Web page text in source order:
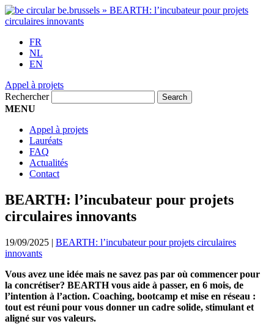
FR
NL
EN
Appel à projets
Rechercher
MENU
Appel à projets
Lauréats
FAQ
Actualités
Contact
BEARTH: l’incubateur pour projets
circulaires innovants
19/09/2025 | BEARTH: l’incubateur pour projets circulaires
innovants
Vous avez une idée mais ne savez pas par où commencer pour
la concrétiser? BEARTH vous aide à passer, en 6 mois, de
l’intention à l’action. Coaching, bootcamp et mise en réseau :
tout est réuni pour vous donner un cadre solide, stimulant et
aligné sur vos valeurs.